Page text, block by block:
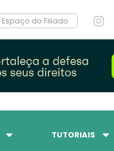
Espaço do Filiado
TUTORIAIS